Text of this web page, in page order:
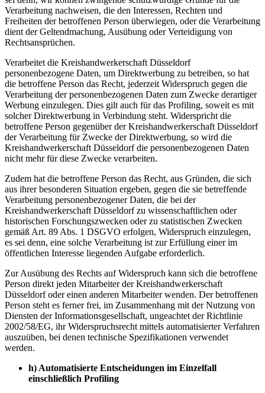
Verarbeitung nachweisen, die den Interessen, Rechten und
Freiheiten der betroffenen Person überwiegen, oder die Verarbeitung
dient der Geltendmachung, Ausübung oder Verteidigung von
Rechtsansprüchen.
Verarbeitet die Kreishandwerkerschaft Düsseldorf
personenbezogene Daten, um Direktwerbung zu betreiben, so hat
die betroffene Person das Recht, jederzeit Widerspruch gegen die
Verarbeitung der personenbezogenen Daten zum Zwecke derartiger
Werbung einzulegen. Dies gilt auch für das Profiling, soweit es mit
solcher Direktwerbung in Verbindung steht. Widerspricht die
betroffene Person gegenüber der Kreishandwerkerschaft Düsseldorf
der Verarbeitung für Zwecke der Direktwerbung, so wird die
Kreishandwerkerschaft Düsseldorf die personenbezogenen Daten
nicht mehr für diese Zwecke verarbeiten.
Zudem hat die betroffene Person das Recht, aus Gründen, die sich
aus ihrer besonderen Situation ergeben, gegen die sie betreffende
Verarbeitung personenbezogener Daten, die bei der
Kreishandwerkerschaft Düsseldorf zu wissenschaftlichen oder
historischen Forschungszwecken oder zu statistischen Zwecken
gemäß Art. 89 Abs. 1 DSGVO erfolgen, Widerspruch einzulegen,
es sei denn, eine solche Verarbeitung ist zur Erfüllung einer im
öffentlichen Interesse liegenden Aufgabe erforderlich.
Zur Ausübung des Rechts auf Widerspruch kann sich die betroffene
Person direkt jeden Mitarbeiter der Kreishandwerkerschaft
Düsseldorf oder einen anderen Mitarbeiter wenden. Der betroffenen
Person steht es ferner frei, im Zusammenhang mit der Nutzung von
Diensten der Informationsgesellschaft, ungeachtet der Richtlinie
2002/58/EG, ihr Widerspruchsrecht mittels automatisierter Verfahren
auszuüben, bei denen technische Spezifikationen verwendet
werden.
h) Automatisierte Entscheidungen im Einzelfall
einschließlich Profiling